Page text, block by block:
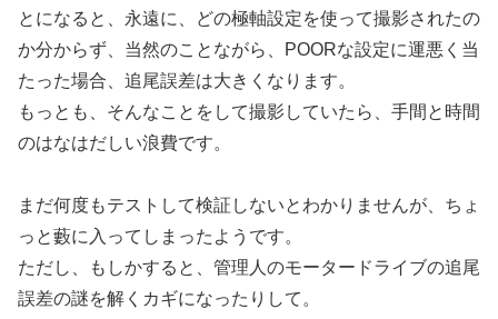
とになると、永遠に、どの極軸設定を使って撮影されたの
か分からず、当然のことながら、POORな設定に運悪く当
たった場合、追尾誤差は大きくなります。
もっとも、そんなことをして撮影していたら、手間と時間
のはなはだしい浪費です。
まだ何度もテストして検証しないとわかりませんが、ちょ
っと藪に入ってしまったようです。
ただし、もしかすると、管理人のモータードライブの追尾
誤差の謎を解くカギになったりして。